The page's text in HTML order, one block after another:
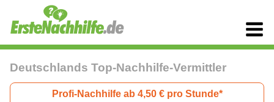
Deutschlands Top-Nachhilfe-Vermittler
Profi-Nachhilfe ab 4,50 € pro Stunde*